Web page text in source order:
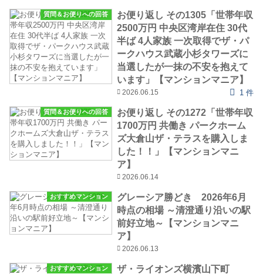
質問＆お便りへの回答
お便り返し その1305「世帯年収
2500万円 中央区湾岸在住 30代
半ば 4人家族 一次取得でザ・パ
ークハウス武蔵小杉タワーズに
当選したが一抹の不安を抱えて
います」【マンションマニア】
2026.06.15 1 件
質問＆お便りへの回答
お便り返し その1272「世帯年収
1700万円 共働き パークホーム
ズ大倉山ザ・テラスを購入しま
した！！」【マンションマニ
ア】
2026.06.14
おすすめマンション
グレーシア勝どき 2026年6月
時点の相場 ～清澄通り沿いの駅
前好立地～【マンションマニ
ア】
2026.06.13
おすすめマンション ザ・ライオンズ横濱山下町